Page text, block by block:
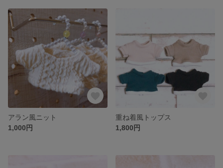
アラン風ニット
1,000円
重ね着風トップス
1,800円